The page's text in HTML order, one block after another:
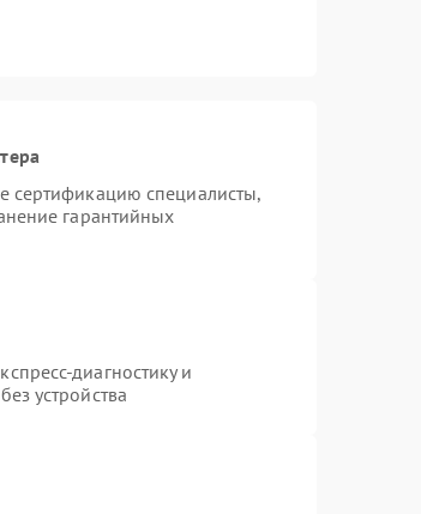
сертификацию специалисты,
гарантийных
диагностику и
устройства